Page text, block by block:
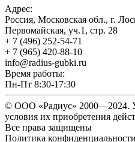
Адрес:
Россия, Московская обл., г.
Первомайская, уч.1, стр. 28
+ 7 (496) 252-54-71
+ 7 (965) 420-88-10
info@radius-gubki.ru
Время работы:
Пн-Пт 8:30-17:30
© ООО «Радиус» 2000—2024.
условия их приобретения
Все права защищены
Политика конфиденциальности